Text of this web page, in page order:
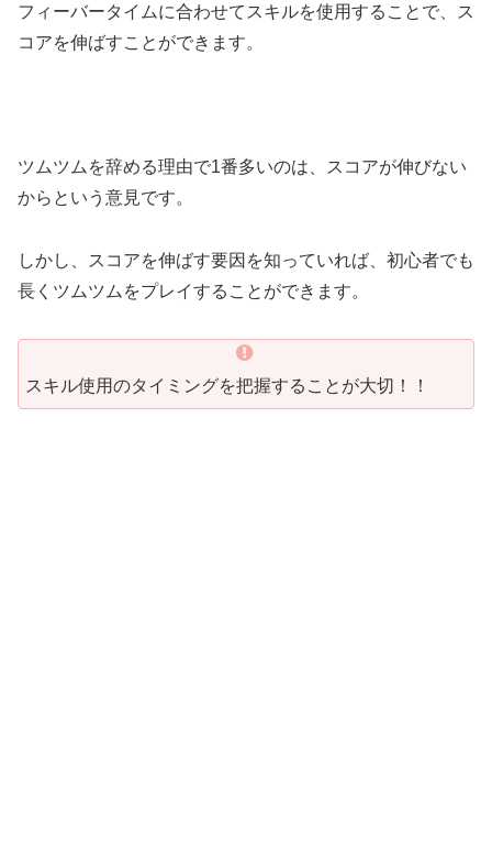
フィーバータイムに合わせてスキルを使用することで、ス
コアを伸ばすことができます。
ツムツムを辞める理由で1番多いのは、スコアが伸びない
からという意見です。
しかし、スコアを伸ばす要因を知っていれば、初心者でも
長くツムツムをプレイすることができます。
スキル使用のタイミングを把握することが大切！！